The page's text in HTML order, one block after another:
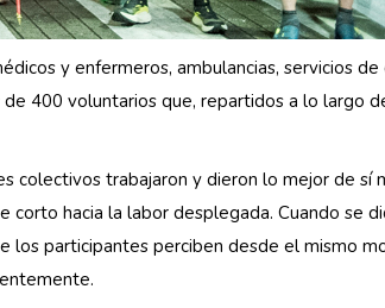
y enfermeros, ambulancias, servicios de
de 400 voluntarios que, repartidos a lo largo
colectivos trabajaron y dieron lo mejor de sí
corto hacia la labor desplegada. Cuando se
los participantes perciben desde el mismo